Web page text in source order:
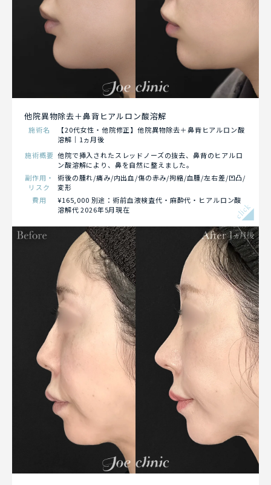
他院異物除去＋鼻背ヒアルロン酸溶解
施術名
【20代女性・他院修正】他院異物除去＋鼻背ヒアルロン酸
溶解｜1ヵ月後
施術概要 他院で挿入されたスレッドノーズの抜去、鼻背のヒアルロ
ン酸溶解により、鼻を自然に整えました。
副作用・
リスク
術後の腫れ/痛み/内出血/傷の赤み/拘縮/血腫/左右差/凹凸/
変形
費用
¥165,000 別途：術前血液検査代・麻酔代・ヒアルロン酸
溶解代 2026年5月現在
click